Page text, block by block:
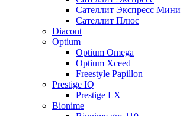
Сателлит Экспресс Мини
Сателлит Плюс
Diacont
Optium
Optium Omega
Optium Xceed
Freestyle Papillon
Prestige IQ
Prestige LX
Bionime